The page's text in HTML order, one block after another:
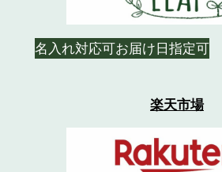
名入れ対応可お届け日指定可
楽天市場